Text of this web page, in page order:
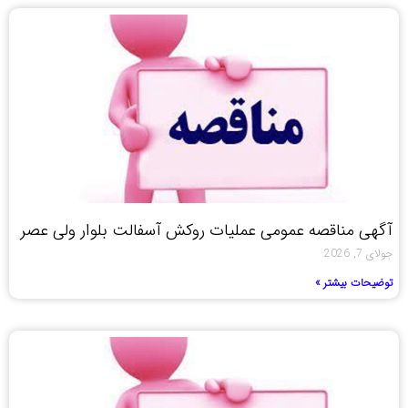
آگهی مناقصه عمومی عملیات روکش آسفالت بلوار ولی عصر
جولای 7, 2026
توضیحات بیشتر »